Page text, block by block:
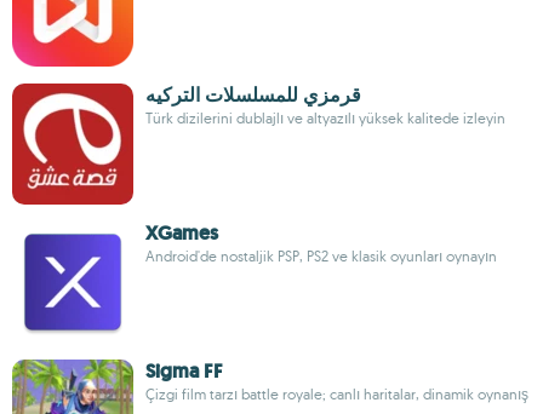
قرمزي للمسلسلات التركيه
Türk dizilerini dublajlı ve altyazılı yüksek kalitede izleyin
XGames
Android'de nostaljik PSP, PS2 ve klasik oyunları oynayın
Sigma FF
Çizgi film tarzı battle royale; canlı haritalar, dinamik oynanış